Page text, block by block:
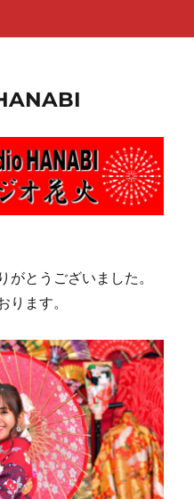
とうございました。
ります。